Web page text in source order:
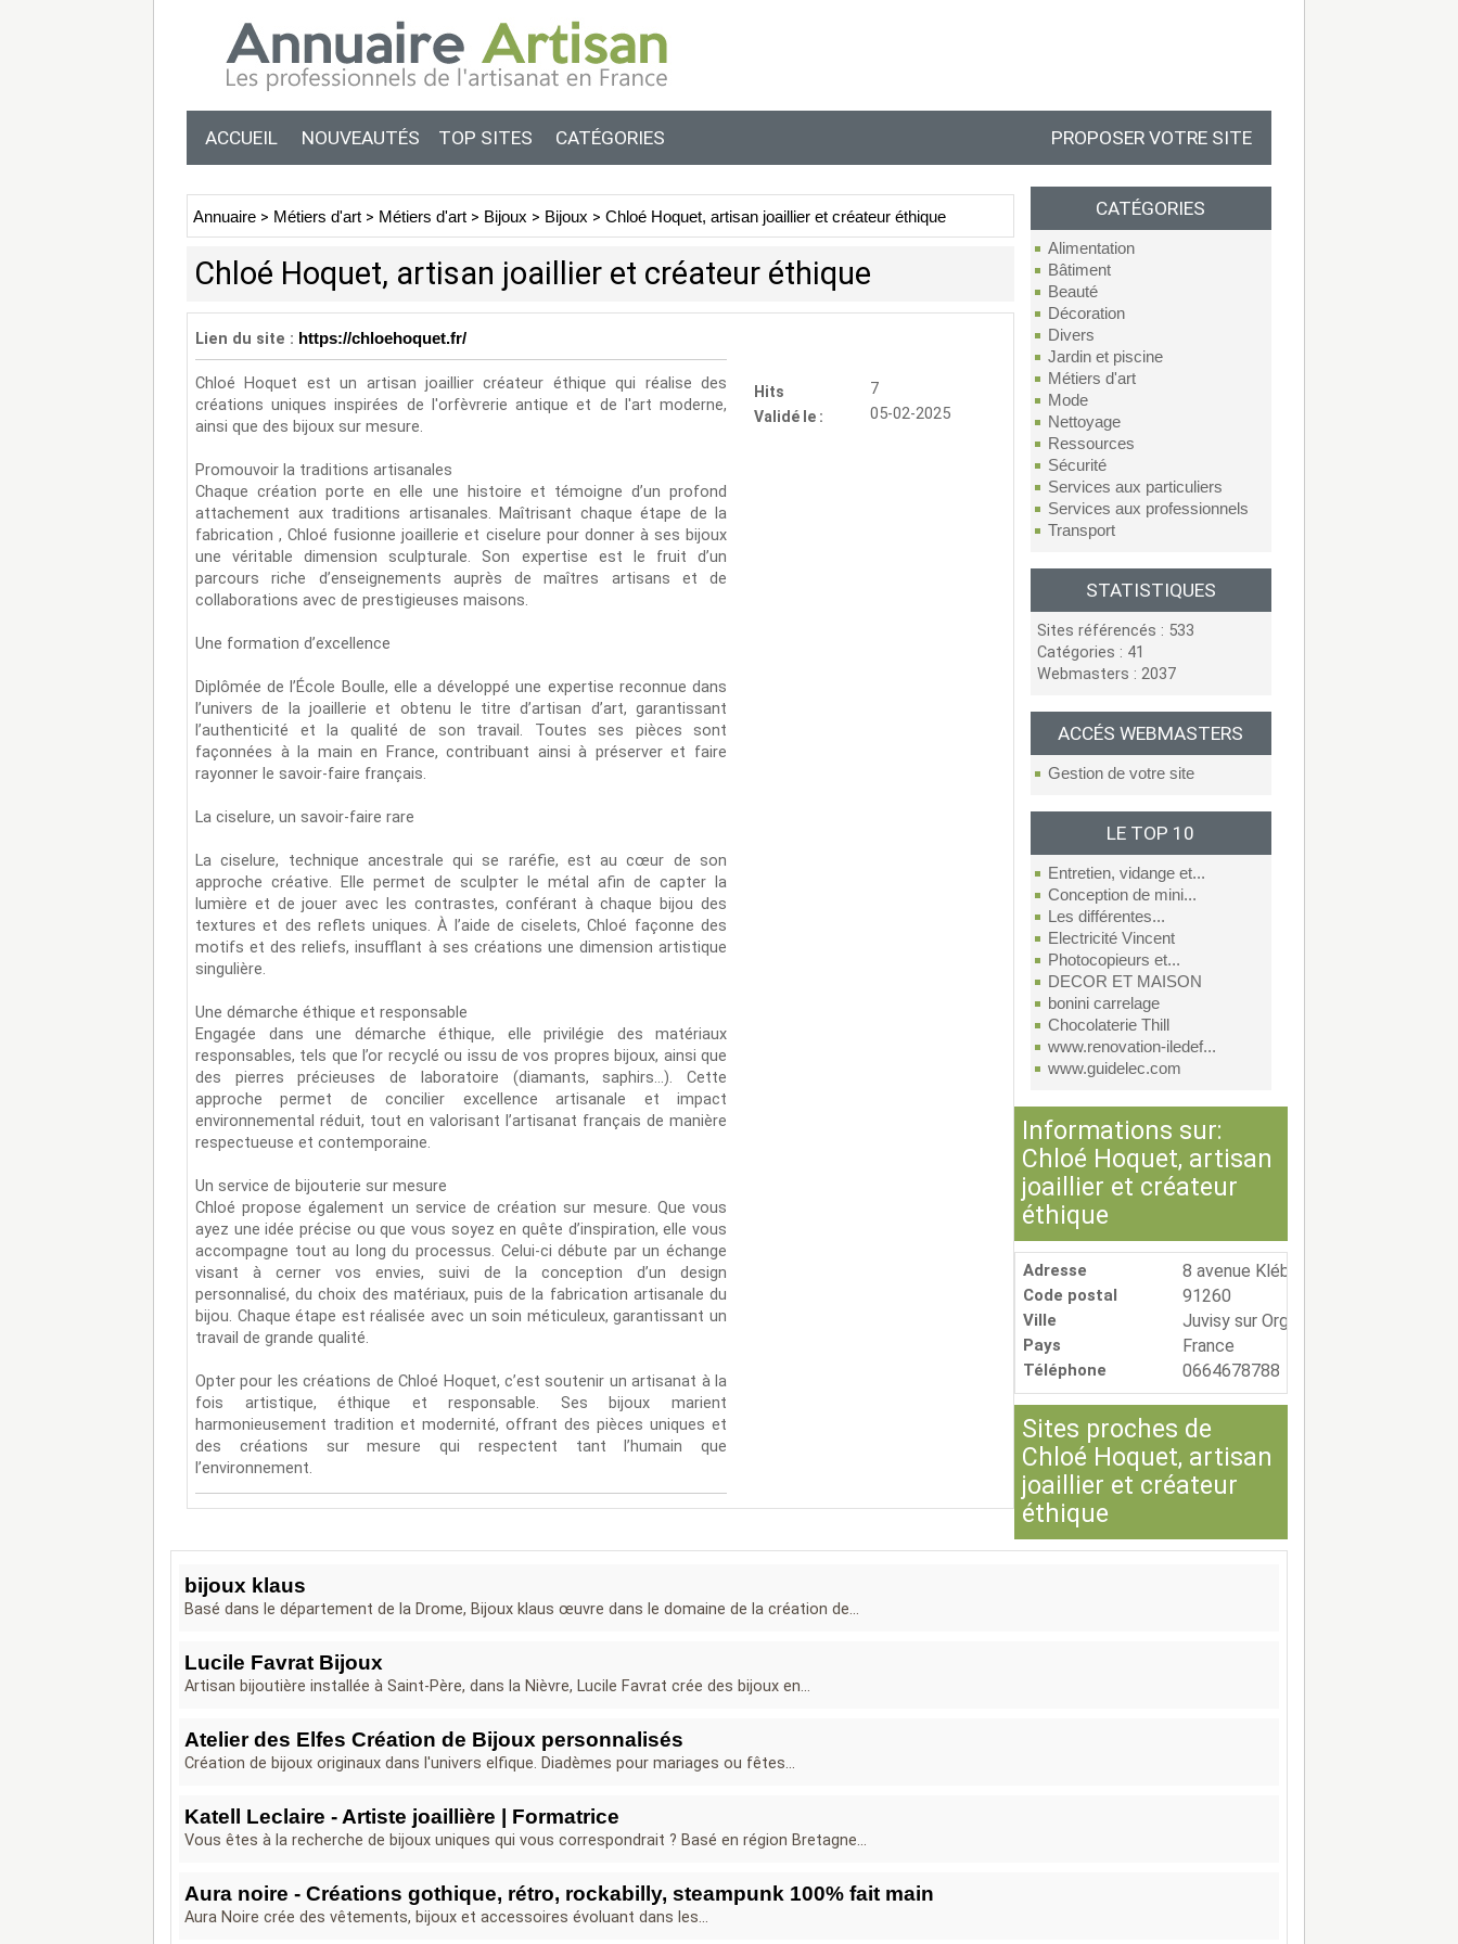
ACCUEIL NOUVEAUTÉS TOP SITES CATÉGORIES PROPOSER VOTRE SITE
CATÉGORIES
Alimentation
Bâtiment
Beauté
Décoration
Divers
Jardin et piscine
Métiers d'art
Mode
Nettoyage
Ressources
Sécurité
Services aux particuliers
Services aux professionnels
Transport
STATISTIQUES
Sites référencés : 533
Catégories : 41
Webmasters : 2037
ACCÉS WEBMASTERS
Gestion de votre site
LE TOP 10
Entretien, vidange et...
Conception de mini...
Les différentes...
Electricité Vincent
Photocopieurs et...
DECOR ET MAISON
bonini carrelage
Chocolaterie Thill
www.renovation-iledef...
www.guidelec.com
Annuaire > Métiers d'art > Métiers d'art > Bijoux > Bijoux > Chloé Hoquet, artisan joaillier et créateur éthique
Chloé Hoquet, artisan joaillier et créateur éthique
Lien du site : https://chloehoquet.fr/
Chloé Hoquet est un artisan joaillier créateur éthique qui réalise des
créations uniques inspirées de l'orfèvrerie antique et de l'art moderne,
ainsi que des bijoux sur mesure.
Promouvoir la traditions artisanales
Chaque création porte en elle une histoire et témoigne d’un profond
attachement aux traditions artisanales. Maîtrisant chaque étape de la
fabrication , Chloé fusionne joaillerie et ciselure pour donner à ses bijoux
une véritable dimension sculpturale. Son expertise est le fruit d’un
parcours riche d’enseignements auprès de maîtres artisans et de
collaborations avec de prestigieuses maisons.
Une formation d’excellence
Diplômée de l’École Boulle, elle a développé une expertise reconnue dans
l’univers de la joaillerie et obtenu le titre d’artisan d’art, garantissant
l’authenticité et la qualité de son travail. Toutes ses pièces sont
façonnées à la main en France, contribuant ainsi à préserver et faire
rayonner le savoir-faire français.
La ciselure, un savoir-faire rare
La ciselure, technique ancestrale qui se raréfie, est au cœur de son
approche créative. Elle permet de sculpter le métal afin de capter la
lumière et de jouer avec les contrastes, conférant à chaque bijou des
textures et des reflets uniques. À l’aide de ciselets, Chloé façonne des
motifs et des reliefs, insufflant à ses créations une dimension artistique
singulière.
Une démarche éthique et responsable
Engagée dans une démarche éthique, elle privilégie des matériaux
responsables, tels que l’or recyclé ou issu de vos propres bijoux, ainsi que
des pierres précieuses de laboratoire (diamants, saphirs…). Cette
approche permet de concilier excellence artisanale et impact
environnemental réduit, tout en valorisant l’artisanat français de manière
respectueuse et contemporaine.
Un service de bijouterie sur mesure
Chloé propose également un service de création sur mesure. Que vous
ayez une idée précise ou que vous soyez en quête d’inspiration, elle vous
accompagne tout au long du processus. Celui-ci débute par un échange
visant à cerner vos envies, suivi de la conception d’un design
personnalisé, du choix des matériaux, puis de la fabrication artisanale du
bijou. Chaque étape est réalisée avec un soin méticuleux, garantissant un
travail de grande qualité.
Opter pour les créations de Chloé Hoquet, c’est soutenir un artisanat à la
fois artistique, éthique et responsable. Ses bijoux marient
harmonieusement tradition et modernité, offrant des pièces uniques et
des créations sur mesure qui respectent tant l’humain que
l’environnement.
Hits 7
Validé le : 05-02-2025
Informations sur:
Chloé Hoquet, artisan
joaillier et créateur
éthique
Adresse 8 avenue Kléber
Code postal 91260
Ville Juvisy sur Orge
Pays France
Téléphone 0664678788
Sites proches de
Chloé Hoquet, artisan
joaillier et créateur
éthique
bijoux klaus
Basé dans le département de la Drome, Bijoux klaus œuvre dans le domaine de la création de...
Lucile Favrat Bijoux
Artisan bijoutière installée à Saint-Père, dans la Nièvre, Lucile Favrat crée des bijoux en...
Atelier des Elfes Création de Bijoux personnalisés
Création de bijoux originaux dans l'univers elfique. Diadèmes pour mariages ou fêtes...
Katell Leclaire - Artiste joaillière | Formatrice
Vous êtes à la recherche de bijoux uniques qui vous correspondrait ? Basé en région Bretagne...
Aura noire - Créations gothique, rétro, rockabilly, steampunk 100% fait main
Aura Noire crée des vêtements, bijoux et accessoires évoluant dans les...